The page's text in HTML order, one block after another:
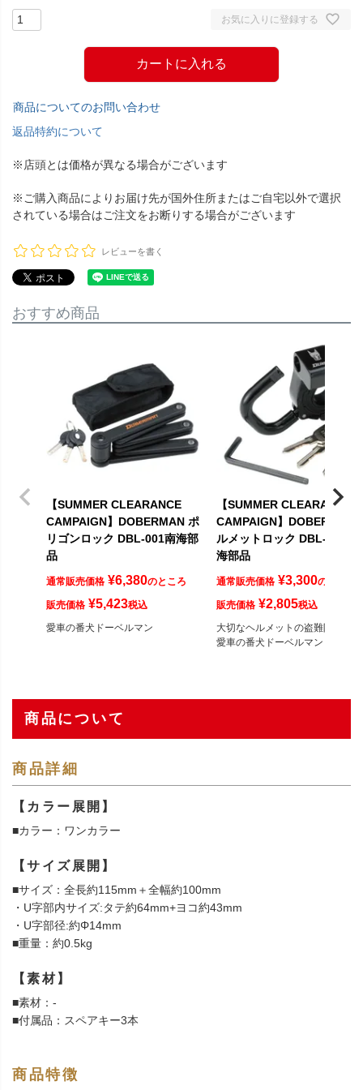
お気に入りに登録する
カートに入れる
商品についてのお問い合わせ
返品特約について
※店頭とは価格が異なる場合がございます
※ご購入商品によりお届け先が国外住所またはご自宅以外で選択
されている場合はご注文をお断りする場合がございます
レビューを書く
おすすめ商品
【SUMMER CLEARANCE
CAMPAIGN】DOBERMAN ポ
リゴンロック DBL-001南海部
品
通常販売価格 ¥6,380のところ
販売価格 ¥5,423税込
愛車の番犬ドーベルマン
【SUMMER CLEARANCE
CAMPAIGN】DOBERMAN
ルメットロック DBL-002 南
海部品
通常販売価格 ¥3,300のところ
販売価格 ¥2,805税込
大切なヘルメットの盗難防止に。
愛車の番犬ドーベルマン
商品について
商品詳細
【カラー展開】
■カラー：ワンカラー
【サイズ展開】
■サイズ：全長約115mm＋全幅約100mm
・U字部内サイズ:タテ約64mm+ヨコ約43mm
・U字部径:約Φ14mm
■重量：約0.5kg
【素材】
■素材：-
■付属品：スペアキー3本
商品特徴